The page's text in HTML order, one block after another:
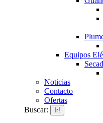
Equipos
Noticias
Contacto
Ofertas
Buscar: